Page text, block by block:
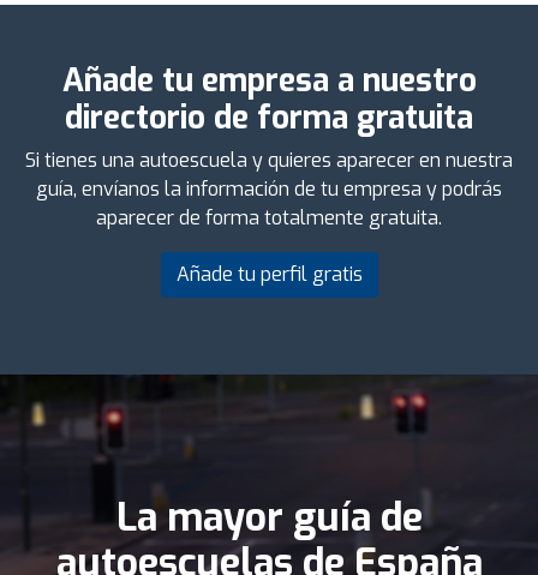
Añade tu empresa a nuestro
directorio de forma gratuita
Si tienes una autoescuela y quieres aparecer en nuestra
guía, envíanos la información de tu empresa y podrás
aparecer de forma totalmente gratuita.
Añade tu perfil gratis
La mayor guía de
autoescuelas de España